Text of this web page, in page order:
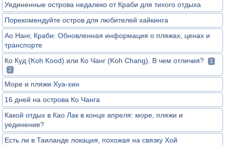
Уединенные острова недалеко от Краби для тихого отдыха
Порекомендуйте остров для любителей хайкинга
Ао Нанг, Краби: Обновленная информация о пляжах, ценах и
транспорте
Ко Куд (Koh Kood) или Ко Чанг (Koh Chang). В чем отличия?
1
2
Море и пляжи Хуа-хин
16 дней на острова Ко Чанга
Какой отдых в Као Лак в конце апреля: море, пляжи и
уединение?
Есть ли в Таиланде локация, похожая на связку Хой